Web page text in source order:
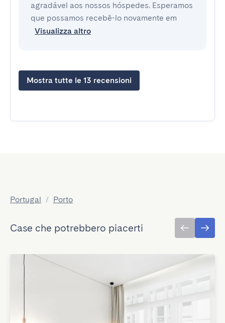
agradável aos nossos hóspedes. Esperamos
que possamos recebê-lo novamente em
Visualizza altro
Mostra tutte le 13 recensioni
Portugal / Porto
Case che potrebbero piacerti